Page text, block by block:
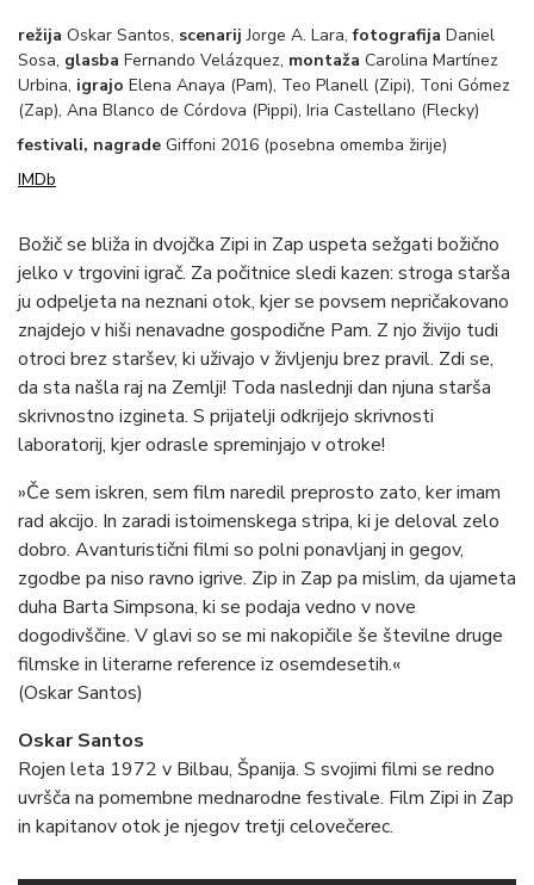
režija Oskar Santos, scenarijJorge A. Lara,fotografija Daniel
Sosa, glasba Fernando Velázquez, montaža Carolina Martínez
Urbina, igrajo Elena Anaya (Pam), Teo Planell (Zipi), Toni Gómez
(Zap), Ana Blanco de Córdova (Pippi), Iria Castellano (Flecky)
festivali, nagrade Giffoni 2016 (posebna omemba žirije)
IMDb
Božič se bliža in dvojčka Zipi in Zap uspeta sežgati božično
jelko v trgovini igrač. Za počitnice sledi kazen: stroga starša
ju odpeljeta na neznani otok, kjer se povsem nepričakovano
znajdejo v hiši nenavadne gospodične Pam. Z njo živijo tudi
otroci brez staršev, ki uživajo v življenju brez pravil. Zdi se,
da sta našla raj na Zemlji! Toda naslednji dan njuna starša
skrivnostno izgineta. S prijatelji odkrijejo skrivnosti
laboratorij, kjer odrasle spreminjajo v otroke!
»Če sem iskren, sem film naredil preprosto zato, ker imam
rad akcijo. In zaradi istoimenskega stripa, ki je deloval zelo
dobro. Avanturistični filmi so polni ponavljanj in gegov,
zgodbe pa niso ravno igrive. Zip in Zap pa mislim, da ujameta
duha Barta Simpsona, ki se podaja vedno v nove
dogodivščine. V glavi so se mi nakopičile še številne druge
filmske in literarne reference iz osemdesetih.«
(Oskar Santos)
Oskar Santos
Rojen leta 1972 v Bilbau, Španija. S svojimi filmi se redno
uvršča na pomembne mednarodne festivale. Film Zipi in Zap
in kapitanov otok je njegov tretji celovečerec.